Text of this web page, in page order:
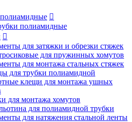

полиамидные

для затяжки и обрезки стяжек
для пружинных хомутов
для монтажа стальных стяжек
для трубки полиамидной
клещи для монтажа ушных
для монтажа хомутов
для полиамидной трубки
для натяжения стальной ленты